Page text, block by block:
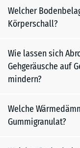
Welcher
Körperschall?
Wie lassen sich
Gehgeräusche auf
mindern?
Welche
Gummigranulat?